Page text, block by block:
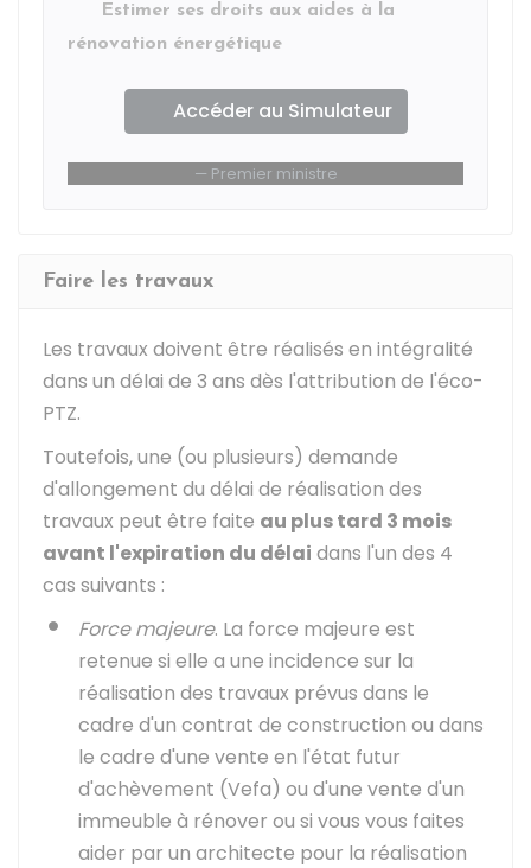
Estimer ses droits aux aides à la
rénovation énergétique
Accéder au Simulateur
Premier ministre
Faire les travaux
Les travaux doivent être réalisés en intégralité
dans un délai de 3 ans dès l'attribution de l'éco-
PTZ.
Toutefois, une (ou plusieurs) demande
d'allongement du délai de réalisation des
travaux peut être faite au plus tard 3 mois
avant l'expiration du délai dans l'un des 4
cas suivants :
Force majeure. La force majeure est
retenue si elle a une incidence sur la
réalisation des travaux prévus dans le
cadre d'un contrat de construction ou dans
le cadre d'une vente en l'état futur
d'achèvement (Vefa) ou d'une vente d'un
immeuble à rénover ou si vous vous faites
aider par un architecte pour la réalisation